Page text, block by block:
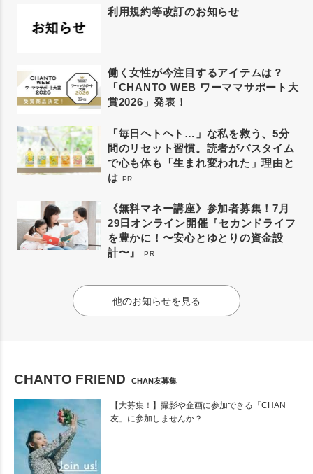
利用規約等改訂のお知らせ
働く女性が今注目するアイテムは？
「CHANTO WEB ワーママサポート大
賞2026」発表！
「毎日ヘトヘト…」な私を救う、5分
間のリセット習慣。読者がバスタイム
で心も体も「生まれ変われた」理由と
は PR
《無料マネー講座》参加者募集！7月
29日オンライン開催『セカンドライフ
を豊かに！〜安心とゆとりの資金設
計〜』
PR
他のお知らせを見る
CHANTO FRIEND CHAN友募集
【大募集！】撮影や企画に参加できる「CHAN
友」に参加しませんか？